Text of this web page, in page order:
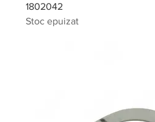
1802042
Stoc epuizat